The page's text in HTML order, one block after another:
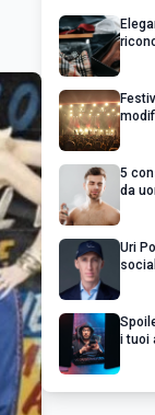
5
da
Uri
i tuoi